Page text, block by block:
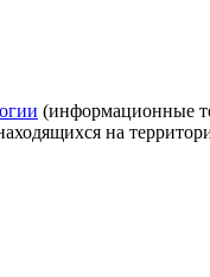
(информационные
на